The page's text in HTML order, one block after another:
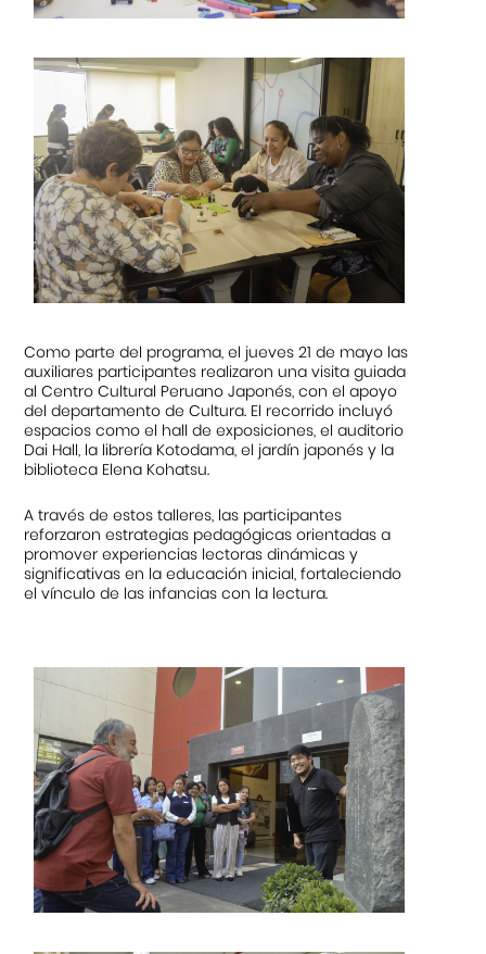
Como parte del programa, el jueves 21 de mayo las
auxiliares participantes realizaron una visita guiada
al Centro Cultural Peruano Japonés, con el apoyo
del departamento de Cultura. El recorrido incluyó
espacios como el hall de exposiciones, el auditorio
Dai Hall, la librería Kotodama, el jardín japonés y la
biblioteca Elena Kohatsu.
A través de estos talleres, las participantes
reforzaron estrategias pedagógicas orientadas a
promover experiencias lectoras dinámicas y
significativas en la educación inicial, fortaleciendo
el vínculo de las infancias con la lectura.